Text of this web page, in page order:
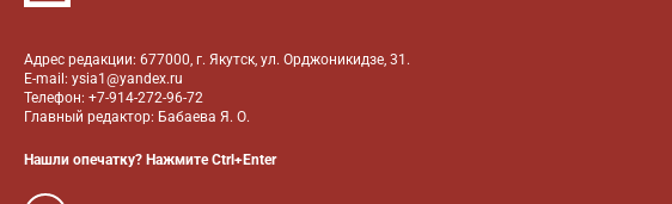
Адрес редакции: 677000, г. Якутск, ул. Орджоникидзе, 31.
E-mail: ysia1@yandex.ru
Телефон: +7-914-272-96-72
Главный редактор: Бабаева Я. О.
Нашли опечатку? Нажмите Ctrl+Enter